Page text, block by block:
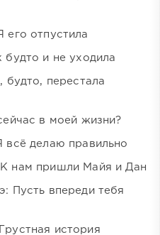
отпустила
и не уходила
будто, перестала
в моей жизни?
всё делаю правильно
нам пришли Майя и Дан
Пусть впереди тебя
история